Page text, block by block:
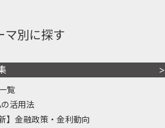
マ別に探す
覧
活用法
新】金融政策・金利動向